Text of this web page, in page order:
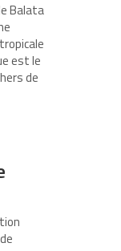
Balata
est le
de